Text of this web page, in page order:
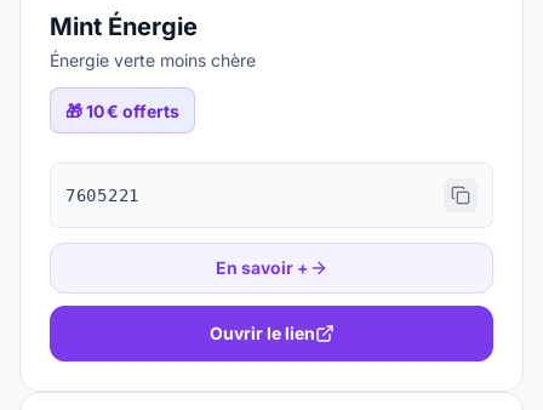
Mint Énergie
Énergie verte moins chère
🎁10 € offerts
7605221
En savoir +
Ouvrir le lien